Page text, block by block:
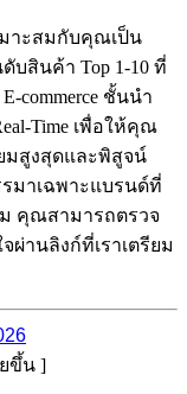
มาะสมกับคุณเป็น
บสินค้า Top 1-10 ที่
commerce ชั้นนำ
Time เพื่อให้คุณ
มสูงสุดและพิสูจน์
มาเฉพาะแบรนด์ที่
คุณสามารถตรวจ
านลิงก์ที่เราเตรียม
ขึ้น ]